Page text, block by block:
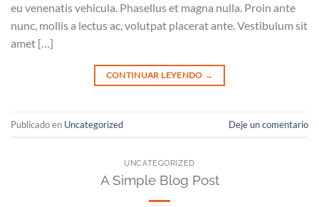
eu venenatis vehicula. Phasellus et magna nulla. Proin ante
nunc, mollis a lectus ac, volutpat placerat ante. Vestibulum sit
amet […]
CONTINUAR LEYENDO →
Publicado en Uncategorized Deje un comentario
UNCATEGORIZED
A Simple Blog Post